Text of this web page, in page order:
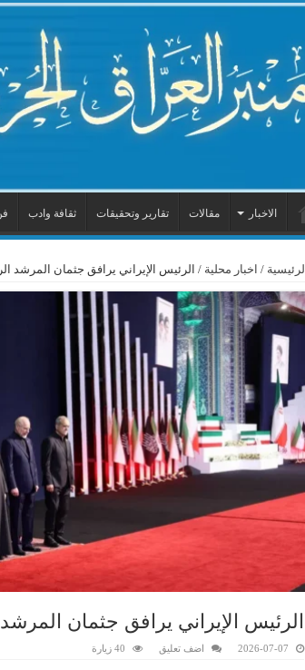
الاخبار مقالات تقارير وتحقيقات ثقافة وادب
الرئيسية / اخبار محلية / الرئيس الإيراني يرافق جثمان المرشد
الرئيس الإيراني يرافق جثمان
2026-07-07 اضف تعليق 40 زيارة